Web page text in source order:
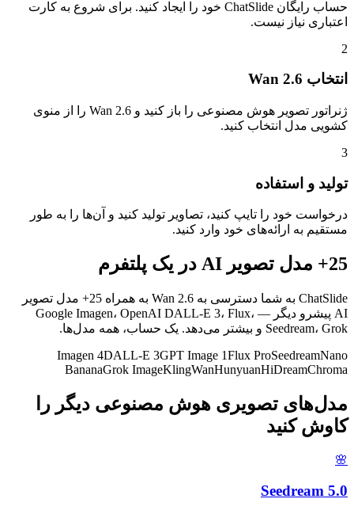
حساب رایگان ChatSlide خود را ایجاد کنید. برای شروع به کارت
اعتباری نیاز نیست.
2
انتخاب Wan 2.6
ژنراتور تصویر هوش مصنوعی را باز کنید و Wan 2.6 را از منوی
کشویی مدل انتخاب کنید.
3
تولید و استفاده
درخواست خود را تایپ کنید، تصاویر تولید کنید و آن‌ها را به طور
مستقیم به ارائه‌های خود وارد کنید.
25+ مدل تصویر AI در یک پلتفرم
ChatSlide به شما دسترسی به Wan 2.6 به همراه 25+ مدل تصویر
AI پیشرو دیگر — Google Imagen، OpenAI DALL-E 3، Flux،
Seedream، Grok و بیشتر می‌دهد. یک حساب، همه مدل‌ها.
Imagen 4DALL-E 3GPT Image 1Flux ProSeedreamNano
BananaGrok ImageKlingWanHunyuanHiDreamChroma
مدل‌های تصویری هوش مصنوعی دیگر را
کاوش کنید
🌸
Seedream 5.0